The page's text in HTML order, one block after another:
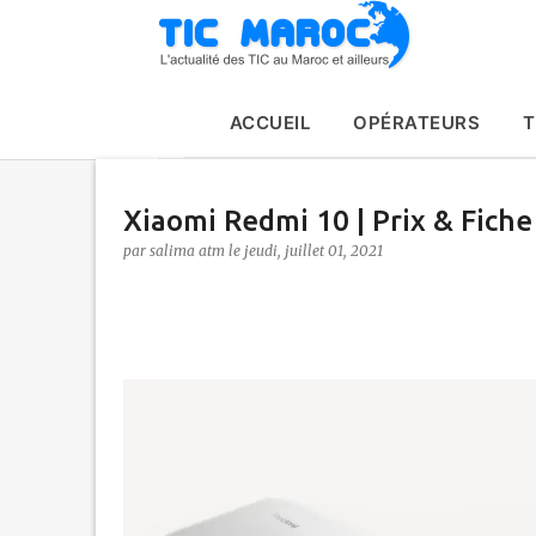
ACCUEIL OPÉRATEURS
Xiaomi Redmi 10 | Prix & Fiche
par salima atm le jeudi, juillet 01, 2021